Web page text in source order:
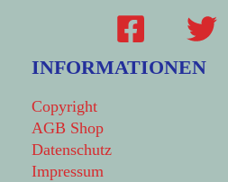
INFORMATIONEN
Copyright
AGB Shop
Datenschutz
Impressum